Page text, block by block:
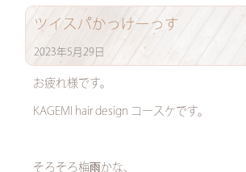
ツイスパかっけーっす
2023年5月29日
お疲れ様です。
KAGEMI hair design コースケです。
そろそろ梅雨かな、